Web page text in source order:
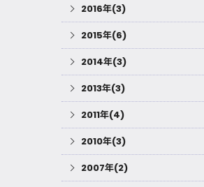
2016年(3)
2015年(6)
2014年(3)
2013年(3)
2011年(4)
2010年(3)
2007年(2)